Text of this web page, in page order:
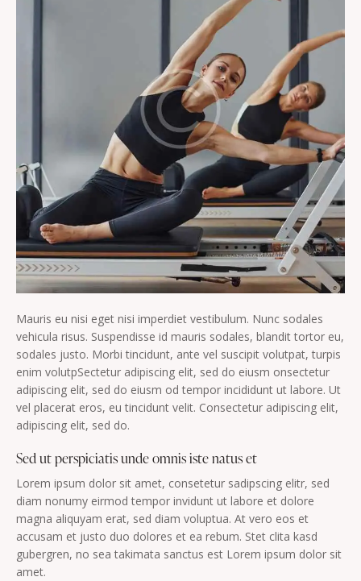
Mauris eu nisi eget nisi imperdiet vestibulum. Nunc sodales
vehicula risus. Suspendisse id mauris sodales, blandit tortor eu,
sodales justo. Morbi tincidunt, ante vel suscipit volutpat, turpis
enim volutpSectetur adipiscing elit, sed do eiusm onsectetur
adipiscing elit, sed do eiusm od tempor incididunt ut labore. Ut
vel placerat eros, eu tincidunt velit. Consectetur adipiscing elit,
adipiscing elit, sed do.
Sed ut perspiciatis unde omnis iste natus et
Lorem ipsum dolor sit amet, consetetur sadipscing elitr, sed
diam nonumy eirmod tempor invidunt ut labore et dolore
magna aliquyam erat, sed diam voluptua. At vero eos et
accusam et justo duo dolores et ea rebum. Stet clita kasd
gubergren, no sea takimata sanctus est Lorem ipsum dolor sit
amet.